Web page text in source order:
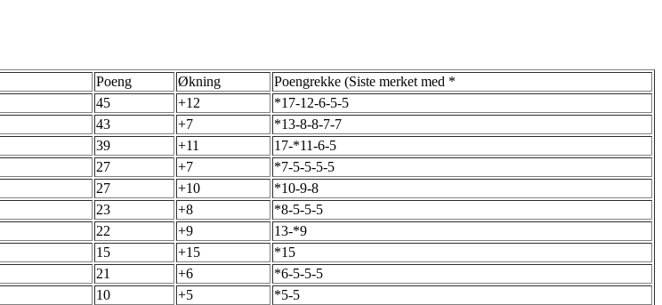
Poeng Økning
Poengrekke (Siste merket med *
45 +12
*17-12-6-5-5
43 +7
*13-8-8-7-7
39 +11
17-*11-6-5
27 +7
*7-5-5-5-5
27 +10
*10-9-8
23 +8
*8-5-5-5
22 +9
13-*9
15 +15
*15
21 +6
*6-5-5-5
10 +5
*5-5